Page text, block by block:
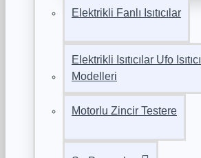
Elektrikli Fanlı Isıtıcılar
Elektrikli Isıtıcılar Ufo Isıtıcı
Modelleri
Motorlu Zincir Testere